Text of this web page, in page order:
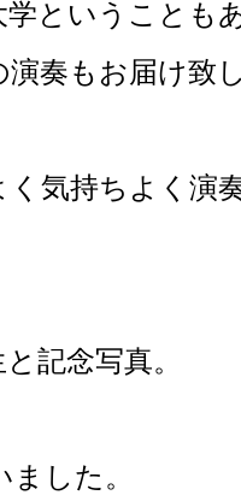
学ということも
演奏もお届け致
く気持ちよく演
記念写真。
した。